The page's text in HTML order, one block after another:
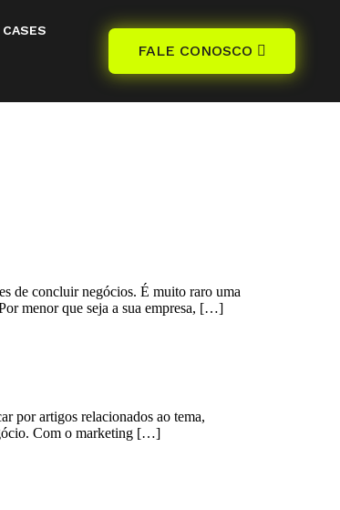
CASES
FALE CONOSCO
de concluir negócios. É muito raro uma
menor que seja a sua empresa, […]
por artigos relacionados ao tema,
Com o marketing […]